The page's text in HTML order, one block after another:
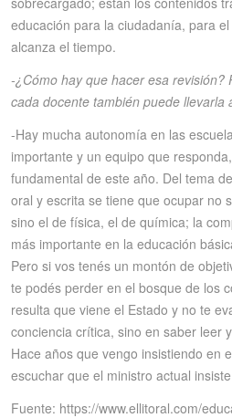
educación para la ciudadanía, para
alcanza el tiempo.
-¿Cómo hay que hacer esa revisión?
cada docente también puede llevarla
-Hay mucha autonomía en las
importante y un equipo que
fundamental de este año. Del tema
oral y escrita se tiene que ocupar no
sino el de física, el de química; la
más importante en la educación
Pero si vos tenés un montón de
te podés perder en el bosque de los
resulta que viene el Estado y no te
conciencia crítica, sino en saber leer
Hace años que vengo insistiendo en
escuchar que el ministro actual
Fuente: https://www.ellitoral.com/